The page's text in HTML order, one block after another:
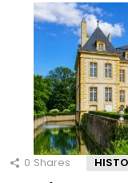
0 Shares